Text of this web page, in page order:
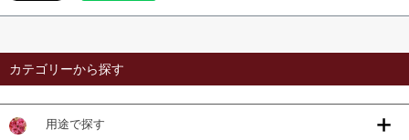
カテゴリーから探す
用途で探す